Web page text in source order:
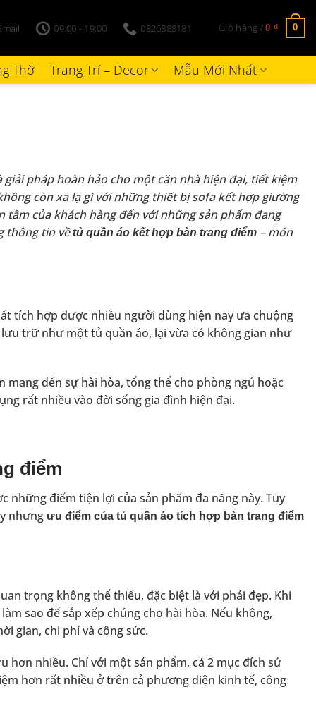
09:00 - 19:00 0826888181 Giỏ hàng /0 ₫ 0
Thờ Trang Trí – Decor Mẫu Mới Nhất
pháp hoàn hảo cho một căn nhà hiện đại, tiết kiệm
còn xa lạ gì với những thiết bị sofa kết hợp giường
của khách hàng đến với những sản phẩm đang
thông tin vềtủ quần áo kết hợp bàn trang điểm – món
tích hợp được nhiều người dùng hiện nay ưa chuộng
trữ như một tủ quần áo, lại vừa có không gian như
mang đến sự hài hòa, tổng thể cho phòng ngủ hoặc
rất nhiều vào đời sống gia đình hiện đại.
điểm
những điểm tiện lợi của sản phẩm đa năng này. Tuy
nhưng ưu điểm của tủ quần áo tích hợp bàn trang điểm
trọng không thể thiếu, đặc biệt là với phái đẹp. Khi
sao để sắp xếp chúng cho hài hòa. Nếu không,
gian, chi phí và công sức.
hơn nhiều. Chỉ với một sản phẩm, cả 2 mục đích sử
hơn rất nhiều ở trên cả phương diện kinh tế, công